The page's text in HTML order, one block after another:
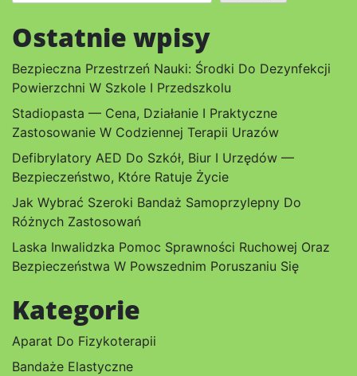
Ostatnie wpisy
Bezpieczna Przestrzeń Nauki: Środki Do Dezynfekcji
Powierzchni W Szkole I Przedszkolu
Stadiopasta — Cena, Działanie I Praktyczne
Zastosowanie W Codziennej Terapii Urazów
Defibrylatory AED Do Szkół, Biur I Urzędów —
Bezpieczeństwo, Które Ratuje Życie
Jak Wybrać Szeroki Bandaż Samoprzylepny Do
Różnych Zastosowań
Laska Inwalidzka Pomoc Sprawności Ruchowej Oraz
Bezpieczeństwa W Powszednim Poruszaniu Się
Kategorie
Aparat Do Fizykoterapii
Bandaże Elastyczne